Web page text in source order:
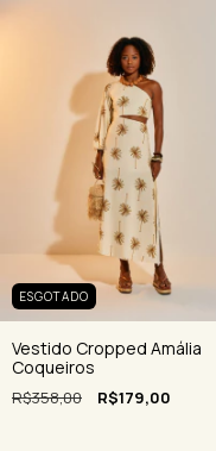
ESGOTADO
Vestido Cropped Amália
Coqueiros
R$358,00 R$179,00